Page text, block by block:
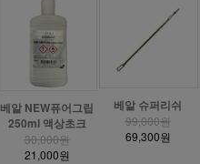
베알 NEW퓨어그립
250ml 액상초크
30,000원
21,000원
베알 슈퍼리쉬
99,000원
69,300원